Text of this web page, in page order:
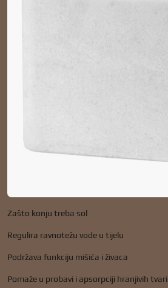
Zašto konju treba sol
Regulira ravnotežu vode u tijelu
Podržava funkciju mišića i živaca
Pomaže u probavi i apsorpciji hranjivih tvari